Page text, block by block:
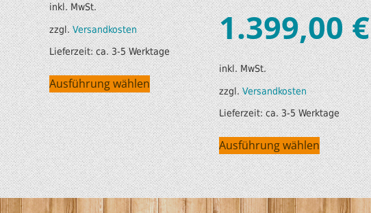
inkl. MwSt.
zzgl.Versandkosten
Lieferzeit:ca. 3-5 Werktage
Ausführung wählen
1.399,00€
inkl. MwSt.
zzgl.Versandkosten
Lieferzeit:ca. 3-5 Werktage
Ausführung wählen